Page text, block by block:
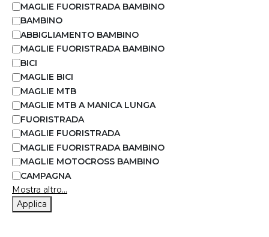
MAGLIE FUORISTRADA BAMBINO
BAMBINO
ABBIGLIAMENTO BAMBINO
MAGLIE FUORISTRADA BAMBINO
BICI
MAGLIE BICI
MAGLIE MTB
MAGLIE MTB A MANICA LUNGA
FUORISTRADA
MAGLIE FUORISTRADA
MAGLIE FUORISTRADA BAMBINO
MAGLIE MOTOCROSS BAMBINO
CAMPAGNA
Mostra altro...
Applica